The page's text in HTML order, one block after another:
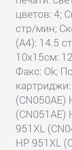
цветов: 4;
стр/мин;
(А4): 14.5
10x15см:
Факс: Ok;
(CN050AE)
(CN051AE)
951XL
HP 951XL